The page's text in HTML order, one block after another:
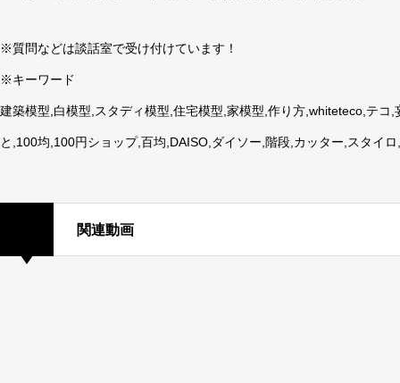
※質問などは談話室で受け付けています！
※キーワード
建築模型,白模型,スタディ模型,住宅模型,家模型,作り方,whiteteco,テ
と,100均,100円ショップ,百均,DAISO,ダイソー,階段,カッター,スタイ
関連動画